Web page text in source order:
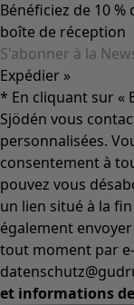
Bénéficiez de 10
boîte de réception
Expédier »
* En cliquant sur «
Sjödén vous
personnalisées.
consentement à
pouvez vous
un lien situé à la
également
tout moment par
et informations